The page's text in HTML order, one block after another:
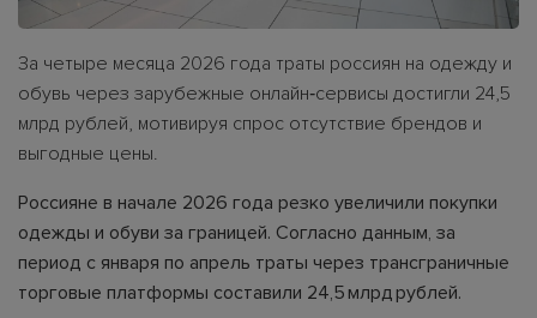
За четыре месяца 2026 года траты россиян на одежду и
обувь через зарубежные онлайн‑сервисы достигли 24,5
млрд рублей, мотивируя спрос отсутствие брендов и
выгодные цены.
Россияне в начале 2026 года резко увеличили покупки
одежды и обуви за границей. Согласно данным, за
период с января по апрель траты через трансграничные
торговые платформы составили 24,5 млрд рублей.